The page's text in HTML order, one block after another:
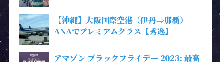
【沖縄】大阪国際空港（伊丹⇒那覇）
ANAでプレミアムクラス【秀逸】
アマゾン ブラックフライデー 2023: 最高